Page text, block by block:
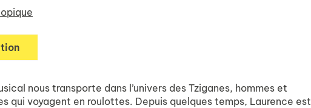
nous transporte dans l’univers des Tziganes, hommes et
qui voyagent en roulottes. Depuis quelques temps, Laurence est